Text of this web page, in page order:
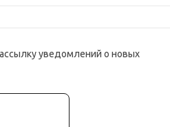
уведомлений о новых